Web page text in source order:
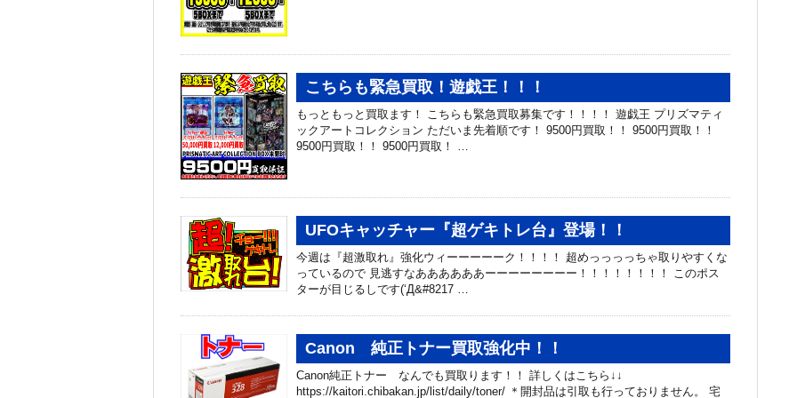
こちらも緊急買取！遊戯王！！！
もっともっと買取ます！ こちらも緊急買取募集です！！！！ 遊戯王 プリズマティ
ックアートコレクション ただいま先着順です！ 9500円買取！！ 9500円買取！！
9500円買取！！ 9500円買取！ …
UFOキャッチャー『超ゲキトレ台』登場！！
今週は『超激取れ』強化ウィーーーーーク！！！！ 超めっっっっちゃ取りやすくな
っているので 見逃すなああああああーーーーーーーー！！！！！！！！ このポス
ターが目じるしです(‘Д&#8217 …
Canon 純正トナー買取強化中！！
Canon純正トナー なんでも買取ります！！ 詳しくはこちら↓↓
https://kaitori.chibakan.jp/list/daily/toner/ ＊開封品は引取も行っておりません。 宅